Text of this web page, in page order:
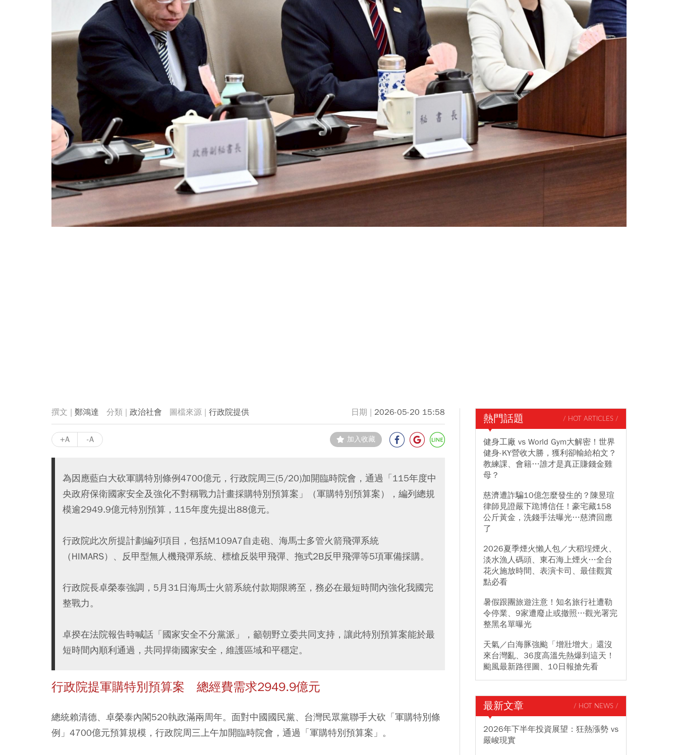
鄭鴻達 政治社會 行政院提供 2026-05-20 15:58
+A -A 加入收藏
為因應藍白大砍軍購特別條例4700億元，行政院周三(5/20)加開臨時院會，通過「115年度中
央政府保衛國家安全及強化不對稱戰力計畫採購特別預算案」（軍購特別預算案），編列總規
模逾2949.9億元特別預算，115年度先提出88億元。
行政院此次所提計劃編列項目，包括M109A7自走砲、海馬士多管火箭飛彈系統
（HIMARS）、反甲型無人機飛彈系統、標槍反裝甲飛彈、拖式2B反甲飛彈等5項軍備採購。
行政院長卓榮泰強調，5月31日海馬士火箭系統付款期限將至，務必在最短時間內強化我國完
整戰力。
卓揆在法院報告時喊話「國家安全不分黨派」，籲朝野立委共同支持，讓此特別預算案能於最
短時間內順利通過，共同捍衛國家安全，維護區域和平穩定。
行政院提軍購特別預算案 總經費需求2949.9億元
總統賴清德、卓榮泰內閣520執政滿兩周年。面對中國國民黨、台灣民眾黨聯手大砍「軍購特別條
例」4700億元預算規模，行政院周三上午加開臨時院會，通過「軍購特別預算案」。
熱門話題 / HOT ARTICLES /
健身工廠 vs World Gym大解密！世界
健身-KY營收大勝，獲利卻輸給柏文？
教練課、會籍…誰才是真正賺錢金雞
母？
慈濟遭詐騙10億怎麼發生的？陳昱瑄
律師見證嚴下跪博信任！豪宅藏158
公斤黃金，洗錢手法曝光…慈濟回應
了
2026夏季煙火懶人包／大稻埕煙火、
淡水漁人碼頭、東石海上煙火…全台
花火施放時間、表演卡司、最佳觀賞
點必看
暑假跟團旅遊注意！知名旅行社遭勒
令停業、9家遭廢止或撤照…觀光署完
整黑名單曝光
天氣／白海豚強颱「增壯增大」還沒
來台灣亂、36度高溫先熱爆到這天！
颱風最新路徑圖、10日報搶先看
最新文章 / HOT NEWS /
2026年下半年投資展望：狂熱漲勢 vs
嚴峻現實